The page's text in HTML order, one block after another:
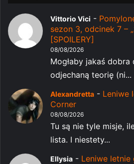
Vittorio Vici -
sezon 3, odcinek 7 –
[SPOILERY]
08/08/2026
Mogłaby jakaś
odjechaną teorię (ni...
Alexandretta - Leniwe
Corner
08/08/2026
Tu są nie tyle misje,
lista. I niestety...
Ellysia - Leniwe letnie